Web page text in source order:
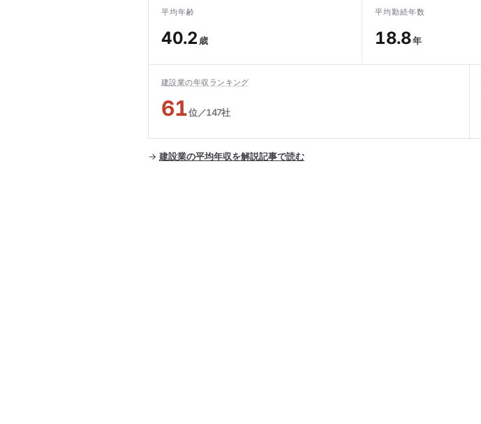
平均年齢
40.2 歳
平均勤続年数
18.8年
建設業の年収ランキング
61位／147社
→ 建設業の平均年収を解説記事で読む